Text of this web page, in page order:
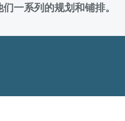
一系列的规划和铺排。